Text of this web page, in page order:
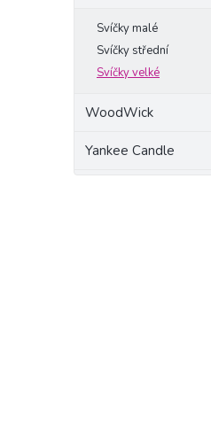
Svíčky malé
Svíčky střední
Svíčky velké
WoodWick
Yankee Candle